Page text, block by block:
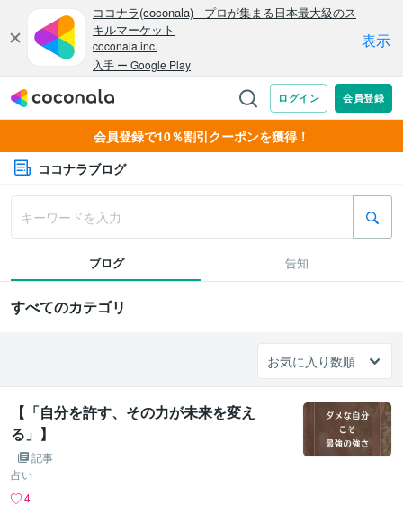
会員登録で10％割引クーポンを獲得！
ココナラブログ
ブログ 告知
すべてのカテゴリ
【「自分を許す、その力が未来を変え
る」】
記事
占い
4